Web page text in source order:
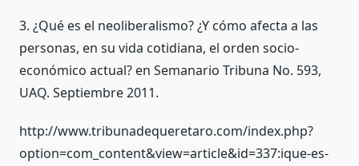
3. ¿Qué es el neoliberalismo? ¿Y cómo afecta a las
personas, en su vida cotidiana, el orden socio-
económico actual? en Semanario Tribuna No. 593,
UAQ. Septiembre 2011.
http://www.tribunadequeretaro.com/index.php?
option=com_content&view=article&id=337:ique-es-